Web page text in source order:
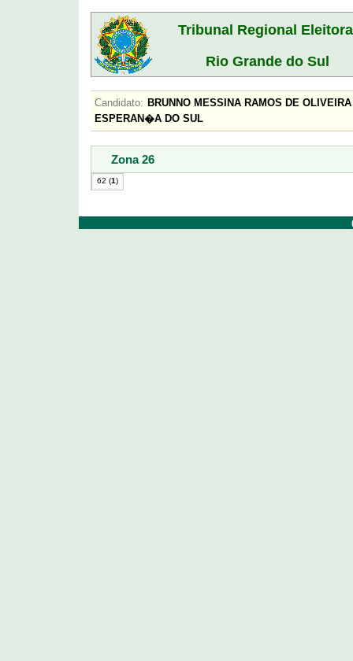
Tribunal Regional
Rio Grande do Sul
Candidato: BRUNNO MESSINA RAMOS DE
ESPERAN�A DO SUL
Zona 26
62 (1)